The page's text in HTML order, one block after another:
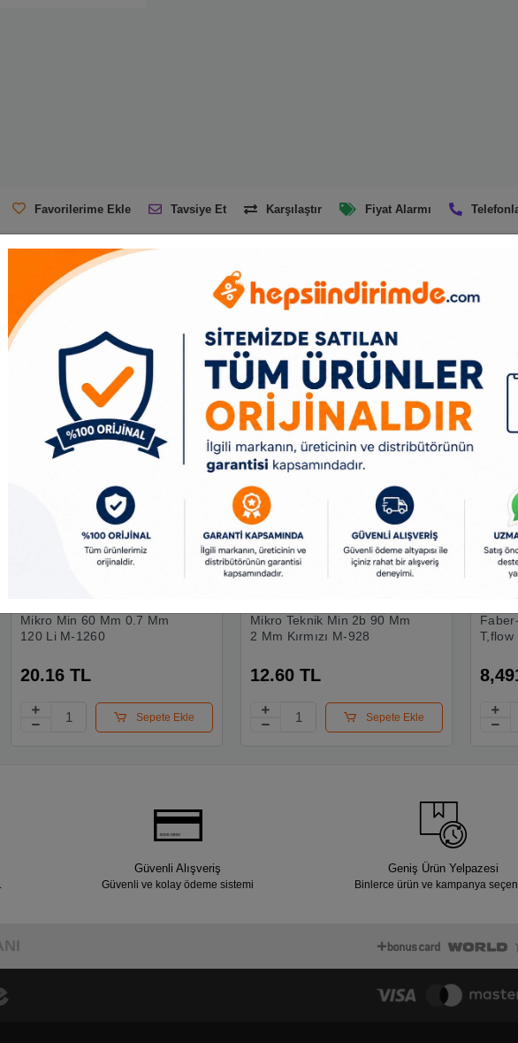
Favorilerime Ekle Tavsiye Et Karşılaştır Fiyat Alarmı
Ürün Açıklaması
Benzer Ürünler
Mikro Min 60 Mm 0.7 Mm
120 Li M-1260
20.16 TL
Sepete Ekle
Mikro Teknik Min 2b 90 Mm
2 Mm Kırmızı M-928
12.60 TL
Sepete Ekle
T,flow
Güvenli Alışveriş
Güvenli ve kolay ödeme sistemi
Geniş Ürün Yelpazesi
Binlerce ürün ve kampanya